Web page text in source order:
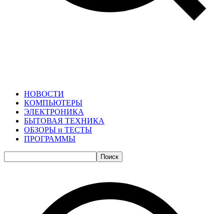
НОВОСТИ
КОМПЬЮТЕРЫ
ЭЛЕКТРОНИКА
БЫТОВАЯ ТЕХНИКА
ОБЗОРЫ и ТЕСТЫ
ПРОГРАММЫ
Поиск